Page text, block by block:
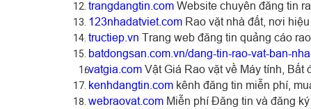
trangdangtin.com Website chuyên đăng tin
123nhadatviet.com Rao vặt nhà đất, nơi
tructiep.vn Trang web đăng tin quảng cáo
batdongsan.com.vn/dang-tin-rao-vat-ban-
vatgia.com Vật Giá Rao vặt về Máy tính, Bất
kenhdangtin.com kênh đăng tin miễn phí,
webraovat.com Miễn phí Đăng tin và đăng